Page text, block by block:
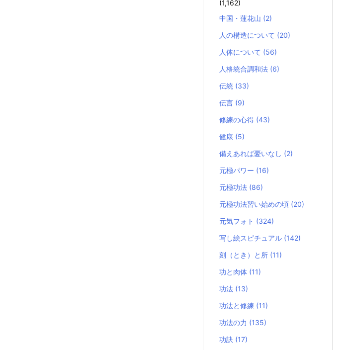
(1,162)
中国・蓮花山 (2)
人の構造について (20)
人体について (56)
人格統合調和法 (6)
伝統 (33)
伝言 (9)
修練の心得 (43)
健康 (5)
備えあれば憂いなし (2)
元極パワー (16)
元極功法 (86)
元極功法習い始めの頃 (20)
元気フォト (324)
写し絵スピチュアル (142)
刻（とき）と所 (11)
功と肉体 (11)
功法 (13)
功法と修練 (11)
功法の力 (135)
功訣 (17)